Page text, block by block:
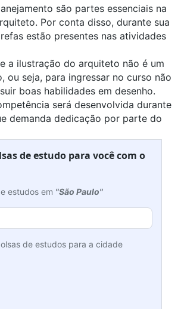
são partes essenciais na
. Por conta disso, durante sua
estão presentes nas atividades
a ilustração do arquiteto não é um
ou seja, para ingressar no curso não
boas habilidades em desenho.
será desenvolvida durante
demanda dedicação por parte do
de estudo para você com o
estudos em "São Paulo"
de estudos para a cidade